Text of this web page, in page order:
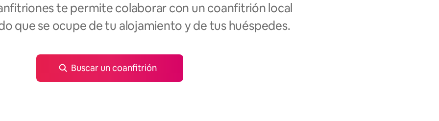
te permite colaborar con un coanfitrión local
que se ocupe de tu alojamiento y de tus huéspedes.
Buscar un coanfitrión